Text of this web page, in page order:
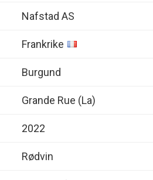
Nafstad AS
Frankrike
Burgund
Grande Rue (La)
2022
Rødvin